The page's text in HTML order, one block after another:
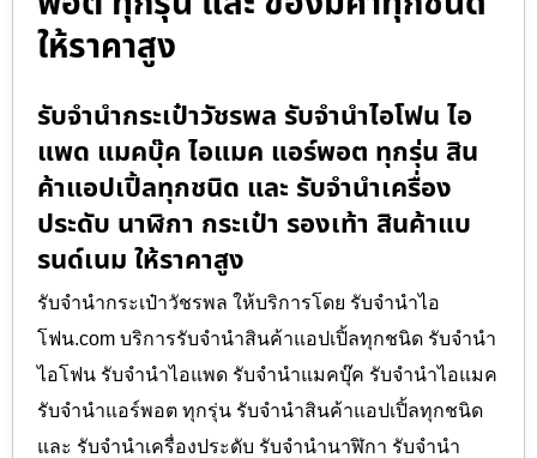
ให้ราคาสูง
รับจำนำกระเป๋าวัชรพล รับจำนำไอโฟน ไอ
แพด แมคบุ๊ค ไอแมค แอร์พอต ทุกรุ่น สิน
ค้าแอปเปิ้ลทุกชนิด และ รับจำนำเครื่อง
ประดับ นาฬิกา กระเป๋า รองเท้า สินค้าแบ
รนด์เนม ให้ราคาสูง
รับจำนำกระเป๋าวัชรพล ให้บริการโดย รับจํานําไอ
โฟน.com บริการรับจำนำสินค้าแอปเปิ้ลทุกชนิด รับจำนำ
ไอโฟน รับจำนำไอแพด รับจำนำแมคบุ๊ค รับจำนำไอแมค
รับจำนำแอร์พอต ทุกรุ่น รับจำนำสินค้าแอปเปิ้ลทุกชนิด
และ รับจำนำเครื่องประดับ รับจำนำนาฬิกา รับจำนำ